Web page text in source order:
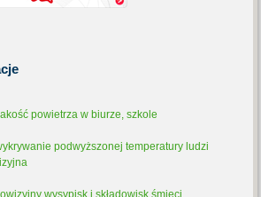
powietrza w biurze, szkole
podwyższonej temperatury ludzi
wysypisk i składowisk śmieci